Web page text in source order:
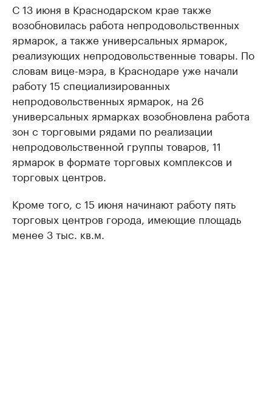
С 13 июня в Краснодарском крае также
возобновилась работа непродовольственных
ярмарок, а также универсальных ярмарок,
реализующих непродовольственные товары. По
словам вице-мэра, в Краснодаре уже начали
работу 15 специализированных
непродовольственных ярмарок, на 26
универсальных ярмарках возобновлена работа
зон с торговыми рядами по реализации
непродовольственной группы товаров, 11
ярмарок в формате торговых комплексов и
торговых центров.
Кроме того, с 15 июня начинают работу пять
торговых центров города, имеющие площадь
менее 3 тыс. кв.м.